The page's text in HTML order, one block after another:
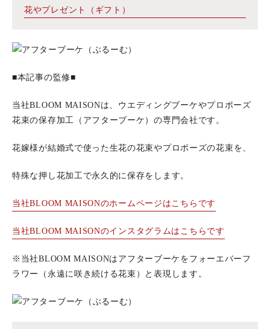
花やプレゼント（ギフト）
■本記事の監修■
当社BLOOM MAISONは、ウエディングブーケやプロポーズ
花束の保存加工（アフターブーケ）の専門会社です。
花嫁様が結婚式で使った生花の花束やプロポーズの花束を、
特殊な押し花加工で永久的に保存をします。
当社BLOOM MAISONのホームページはこちらです
当社BLOOM MAISONのインスタグラムはこちらです
※当社BLOOM MAISONはアフターブーケをフォーエバーフ
ラワー（永遠に咲き続ける花束）と表現します。